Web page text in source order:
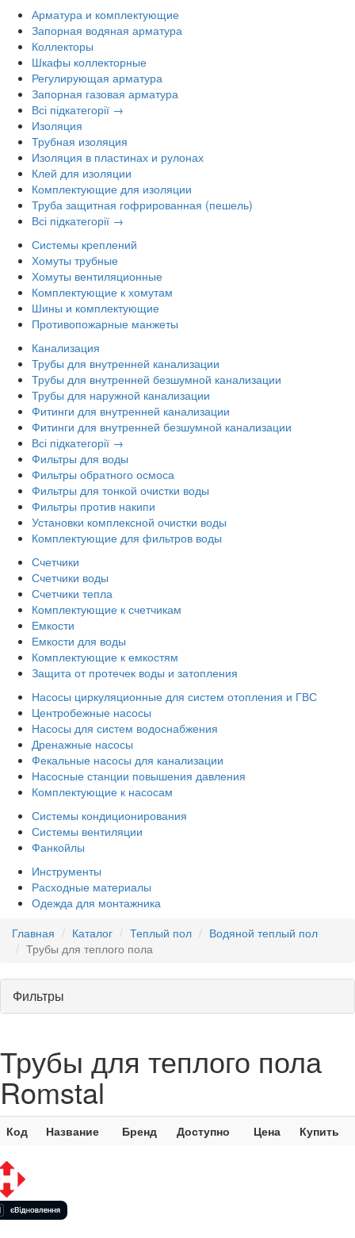
Арматура и комплектующие
Запорная водяная арматура
Коллекторы
Шкафы коллекторные
Регулирующая арматура
Запорная газовая арматура
Всі підкатегорії →
Изоляция
Трубная изоляция
Изоляция в пластинах и рулонах
Клей для изоляции
Комплектующие для изоляции
Труба защитная гофрированная (пешель)
Всі підкатегорії →
Системы креплений
Хомуты трубные
Хомуты вентиляционные
Комплектующие к хомутам
Шины и комплектующие
Противопожарные манжеты
Канализация
Трубы для внутренней канализации
Трубы для внутренней безшумной канализации
Трубы для наружной канализации
Фитинги для внутренней канализации
Фитинги для внутренней безшумной канализации
Всі підкатегорії →
Фильтры для воды
Фильтры обратного осмоса
Фильтры для тонкой очистки воды
Фильтры против накипи
Установки комплексной очистки воды
Комплектующие для фильтров воды
Счетчики
Счетчики воды
Счетчики тепла
Комплектующие к счетчикам
Емкости
Емкости для воды
Комплектующие к емкостям
Защита от протечек воды и затопления
Насосы циркуляционные для систем отопления и ГВС
Центробежные насосы
Насосы для систем водоснабжения
Дренажные насосы
Фекальные насосы для канализации
Насосные станции повышения давления
Комплектующие к насосам
Системы кондиционирования
Системы вентиляции
Фанкойлы
Инструменты
Расходные материалы
Одежда для монтажника
Главная
Каталог Теплый пол
Водяной теплый пол
Трубы для теплого пола
Фильтры
Трубы для теплого пола
Romstal
Код Название Бренд Доступно Цена Купить